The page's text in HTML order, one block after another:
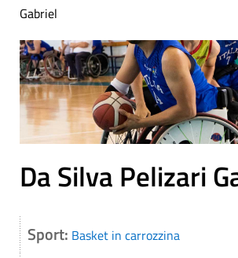
Gabriel
Da Silva Pelizari
Sport: Basket in carrozzina